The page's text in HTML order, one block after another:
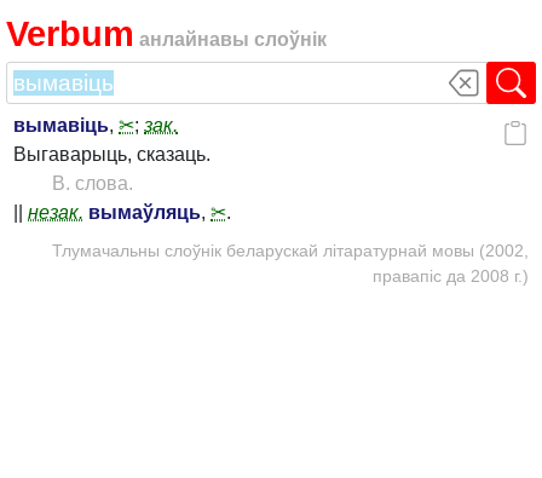
Verbum анлайнавы слоўнік
вымавіць, ✂; зак.
Выгаварыць, сказаць.
В. слова.
незак. вымаўляць, ✂.
Тлумачальны слоўнік беларускай літаратурнай мовы (2002,
правапіс да 2008 г.)